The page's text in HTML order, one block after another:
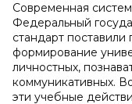
Современная
Федеральный
стандарт
формирование
личностных,
коммуникативных.
эти учебные